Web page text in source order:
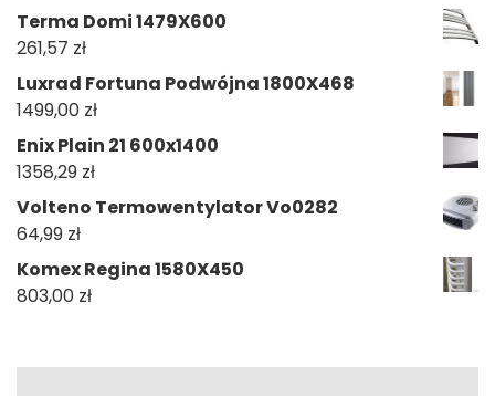
Terma Domi 1479X600
261,57 zł
Luxrad Fortuna Podwójna 1800X468
1499,00 zł
Enix Plain 21 600x1400
1358,29 zł
Volteno Termowentylator Vo0282
64,99 zł
Komex Regina 1580X450
803,00 zł